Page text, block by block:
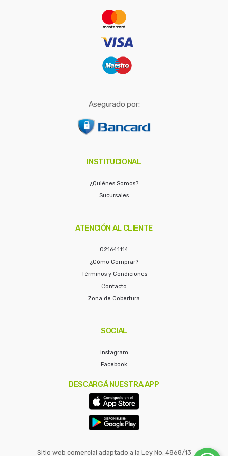
Asegurado por:
INSTITUCIONAL
¿Quiénes Somos?
Sucursales
ATENCIÓN AL CLIENTE
021641114
¿Cómo Comprar?
Términos y Condiciones
Contacto
Zona de Cobertura
SOCIAL
Instagram
Facebook
DESCARGÁ NUESTRA APP
Sitio web comercial adaptado a la Ley No. 4868/13